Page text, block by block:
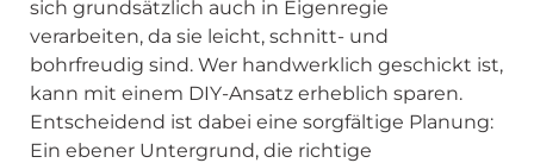
sich grundsätzlich auch in Eigenregie
verarbeiten, da sie leicht, schnitt- und
bohrfreudig sind. Wer handwerklich geschickt ist,
kann mit einem DIY-Ansatz erheblich sparen.
Entscheidend ist dabei eine sorgfältige Planung:
Ein ebener Untergrund, die richtige